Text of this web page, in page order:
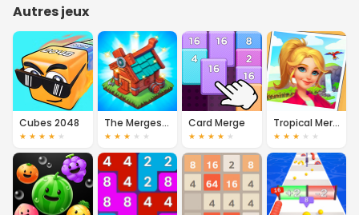
Autres jeux
Cubes 2048
★ ★ ★ ★ ★
The Mergest Kingdom
★ ★ ★ ★ ★
Card Merge
★ ★ ★ ★ ★
Tropical Merge
★ ★ ★ ★ ★